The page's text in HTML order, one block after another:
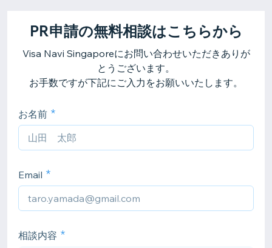
PR申請の無料相談はこちらから
Visa Navi Singaporeにお問い合わせいただきありが
とうございます。
お手数ですが下記にご入力をお願いいたします。
お名前
Email
相談内容